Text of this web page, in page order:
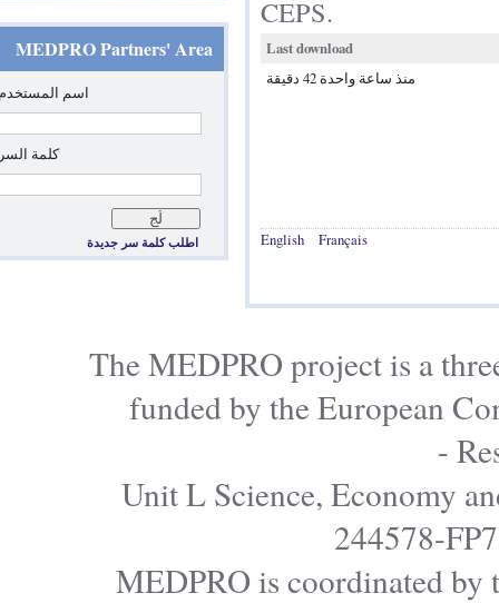
MEDPRO Partners' Area
‏اسم المستخدم: ‏*
اطلب كلمة سر جديدة
Last download
منذ ساعة واحدة 42 دقيقة
English
The MEDPRO project is
funded by the
Unit L Science,
MEDPRO is